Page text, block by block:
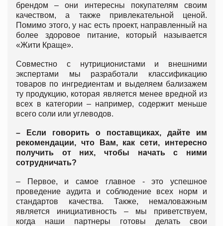
брендом – они интересны покупателям своим
качеством, а также привлекательной ценой.
Помимо этого, у нас есть проект, направленный на
более здоровое питание, который называется
«Жити Краще».
Совместно с нутриционистами и внешними
экспертами мы разработали классификацию
товаров по ингредиентам и выделяем бализажем
ту продукцию, которая является менее вредной из
всех в категории – например, содержит меньше
всего соли или углеводов.
– Если говорить о поставщиках, дайте им
рекомендации, что Вам, как сети, интересно
получить от них, чтобы начать с ними
сотрудничать?
– Первое, и самое главное - это успешное
проведение аудита и соблюдение всех норм и
стандартов качества. Также, немаловажным
является инициативность – мы приветствуем,
когда наши партнеры готовы делать свои